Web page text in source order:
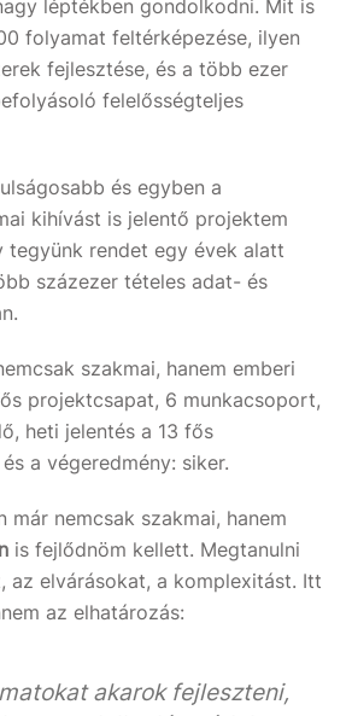
léptékben gondolkodni. Mit is
folyamat feltérképezése, ilyen
fejlesztése, és a több ezer
felelősségteljes
és egyben a
kihívást is jelentő projektem
tegyünk rendet egy évek alatt
százezer tételes adat- és
szakmai, hanem emberi
projektcsapat, 6 munkacsoport,
heti jelentés a 13 fős
a végeredmény: siker.
már nemcsak szakmai, hanem
is fejlődnöm kellett. Megtanulni
az elvárásokat, a komplexitást. Itt
az elhatározás:
akarok fejleszteni,